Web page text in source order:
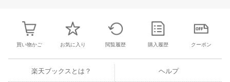
買い物かご お気に入り 閲覧履歴 購入履歴 クーポン
楽天ブックスとは？ ヘルプ